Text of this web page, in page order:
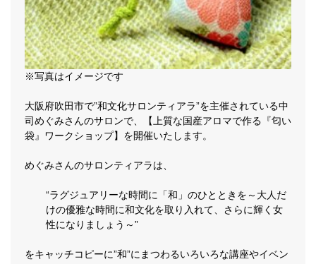
※写真はイメージです
大阪府吹田市で”和文化サロンティアラ”を主催されている中
司めぐみさんのサロンで、【上質な国産アロマで作る『匂い
袋』ワークショップ】を開催いたします。
めぐみさんのサロンティアラは、
“ラグジュアリーな時間に「和」のひとときを～大人だ
けの優雅な時間に和文化を取り入れて、さらに輝く女
性になりましょう～”
をキャッチコピーに”和”にまつわるいろいろな講座やイベン